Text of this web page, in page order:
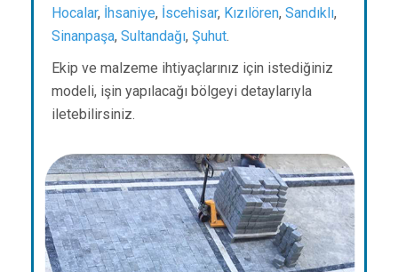
Hocalar, İhsaniye, İscehisar, Kızılören, Sandıklı,
Sinanpaşa, Sultandağı, Şuhut.
Ekip ve malzeme ihtiyaçlarınız için istediğiniz
modeli, işin yapılacağı bölgeyi detaylarıyla
iletebilirsiniz.